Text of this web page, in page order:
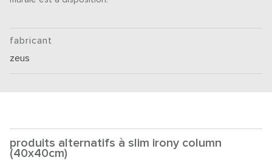
fabricant
zeus
produits alternatifs à slim irony column
(40x40cm)